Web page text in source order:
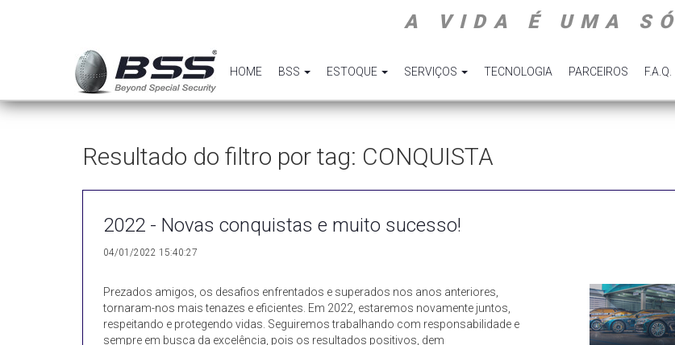
A VIDA É UMA SÓ
HOME BSS ESTOQUE SERVIÇOS TECNOLOGIA PARCEIROS F.A.Q.
Resultado do filtro por tag: CONQUISTA
2022 - Novas conquistas e muito sucesso!
04/01/2022 15:40:27
Prezados amigos, os desafios enfrentados e superados nos anos anteriores,
tornaram-nos mais tenazes e eficientes. Em 2022, estaremos novamente juntos,
respeitando e protegendo vidas. Seguiremos trabalhando com responsabilidade e
sempre em busca da excelência, pois os resultados positivos, dem